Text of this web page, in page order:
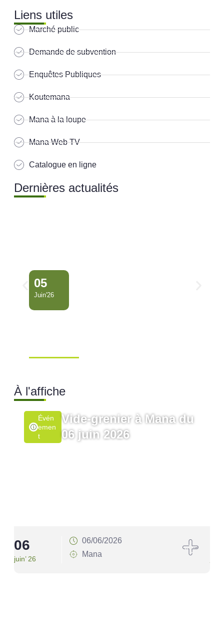
Liens utiles
Marché public
Demande de subvention
Enquêtes Publiques
Koutemana
Mana à la loupe
Mana Web TV
Catalogue en ligne
Dernières actualités
05
Juin'26
À l'affiche
Évén
Emen
T
Vide-grenier à Mana du
06 juin 2026
06
juin’ 26
06/06/2026
Mana